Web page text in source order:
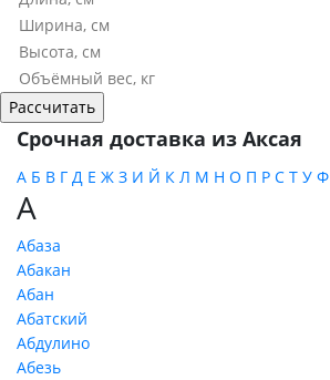
Срочная доставка из Аксая
А Б В Г Д Е Ж З И Й К Л М Н О П Р С Т У Ф
А
Абаза
Абакан
Абан
Абатский
Абдулино
Абезь